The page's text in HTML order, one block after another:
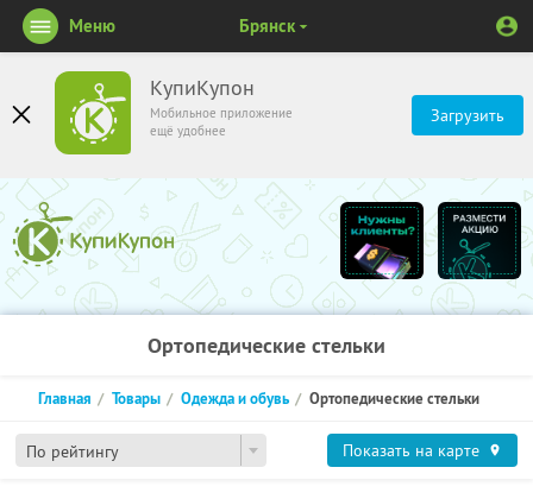
КупиКупон
Мобильное приложение
ещё удобнее
Загрузить
Меню Брянск
Ортопедические стельки
По рейтингу
Главная Товары Одежда и обувь Ортопедические стельки
Показать на карте